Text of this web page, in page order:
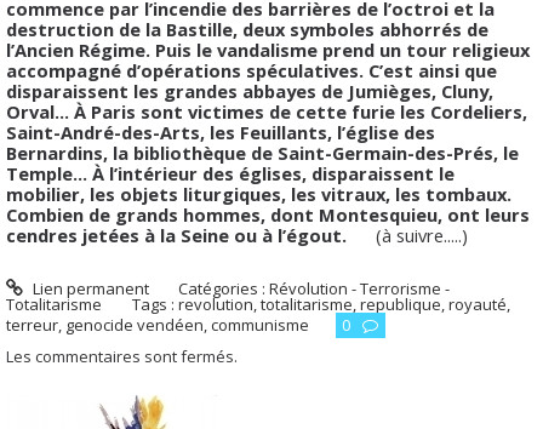
commence par l’incendie des barrières de l’octroi et la
destruction de la Bastille, deux symboles abhorrés de
l’Ancien Régime. Puis le vandalisme prend un tour religieux
accompagné d’opérations spéculatives. C’est ainsi que
disparaissent les grandes abbayes de Jumièges, Cluny,
Orval… À Paris sont victimes de cette furie les Cordeliers,
Saint-André-des-Arts, les Feuillants, l’église des
Bernardins, la bibliothèque de Saint-Germain-des-Prés, le
Temple… À l’intérieur des églises, disparaissent le
mobilier, les objets liturgiques, les vitraux, les tombaux.
Combien de grands hommes, dont Montesquieu, ont leurs
cendres jetées à la Seine ou à l’égout. (à suivre.....)
Lien permanent Catégories :Révolution - Terrorisme -
Totalitarisme Tags : revolution,totalitarisme,republique,royauté,
terreur, genocide vendéen,communisme
0
Les commentaires sont fermés.